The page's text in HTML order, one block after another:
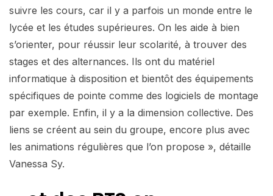
suivre les cours, car il y a parfois un monde entre le
lycée et les études supérieures. On les aide à bien
s’orienter, pour réussir leur scolarité, à trouver des
stages et des alternances. Ils ont du matériel
informatique à disposition et bientôt des équipements
spécifiques de pointe comme des logiciels de montage
par exemple. Enfin, il y a la dimension collective. Des
liens se créent au sein du groupe, encore plus avec
les animations régulières que l’on propose », détaille
Vanessa Sy.